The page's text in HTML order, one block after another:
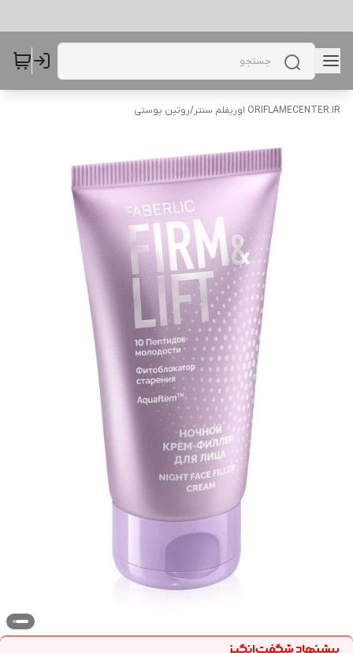
ORIFLAMECENTER.IR اوریفلم سنتر /روتین پوستی